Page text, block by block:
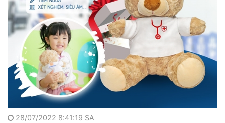
28/07/2022 8:41:19 SA